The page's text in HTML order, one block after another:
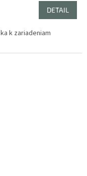
DETAIL
k zariadeniam